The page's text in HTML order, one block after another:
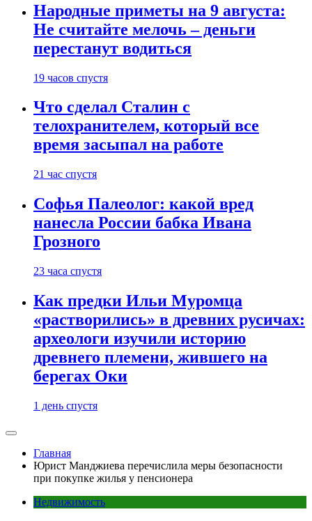
Народные приметы на 9 августа:
Не считайте мелочь – деньги
перестанут водиться
19 часов спустя
Что сделал Сталин с
телохранителем, который все
время засыпал на работе
21 час спустя
Софья Палеолог: какой вред
нанесла России бабка Ивана
Грозного
23 часа спустя
Как предки Ильи Муромца
«растворились» в древних русичах:
археологи изучили историю
древнего племени, жившего на
берегах Оки
1 день спустя
Главная
Юрист Манджиева перечислила меры безопасности
при покупке жилья у пенсионера
Недвижимость